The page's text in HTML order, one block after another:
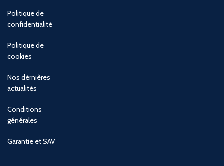
Politique de
confidentialité
Politique de
cookies
Nos dèrnières
actualités
Conditions
générales
Garantie et SAV